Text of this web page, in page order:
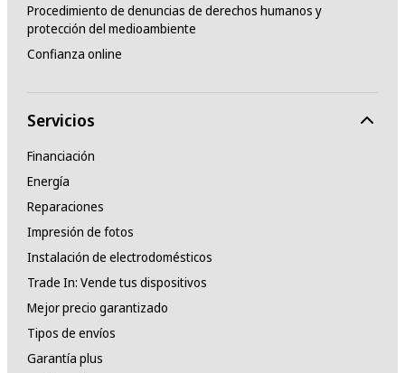
Procedimiento de denuncias de derechos humanos y
protección del medioambiente
Confianza online
Servicios
Financiación
Energía
Reparaciones
Impresión de fotos
Instalación de electrodomésticos
Trade In: Vende tus dispositivos
Mejor precio garantizado
Tipos de envíos
Garantía plus